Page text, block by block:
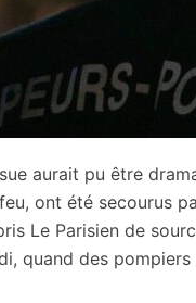
aurait pu être
ont été secourus
Le Parisien de
quand des